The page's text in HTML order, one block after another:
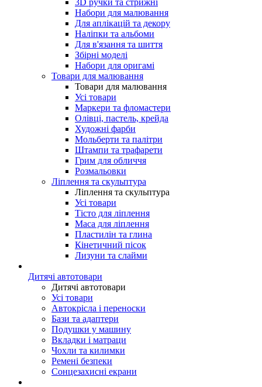
3D ручки та стрижні
Набори для малювання
Для аплікацій та декору
Наліпки та альбоми
Для в'язання та шиття
Збірні моделі
Набори для оригамі
Товари для малювання
Товари для малювання
Усі товари
Маркери та фломастери
Олівці, пастель, крейда
Художні фарби
Мольберти та палітри
Штампи та трафарети
Грим для обличчя
Розмальовки
Ліплення та скульптура
Ліплення та скульптура
Усі товари
Тісто для ліплення
Маса для ліплення
Пластилін та глина
Кінетичний пісок
Лизуни та слайми
Дитячі автотовари
Дитячі автотовари
Усі товари
Автокрісла і переноски
Бази та адаптери
Подушки у машину
Вкладки і матраци
Чохли та килимки
Ремені безпеки
Сонцезахисні екрани